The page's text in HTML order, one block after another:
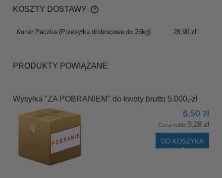
KOSZTY DOSTAWY
CENA NIE ZAWIERA EWENTUALNYCH KOSZTÓW
Kurier Paczka(Przesyłka drobnicowa do 25kg) 28,90 zł
PRODUKTY POWIĄZANE
Wysyłka "ZA POBRANIEM" do kwoty brutto 5.000,-zł
6,50 zł
Cena netto: 5,28 zł
DO KOSZYKA